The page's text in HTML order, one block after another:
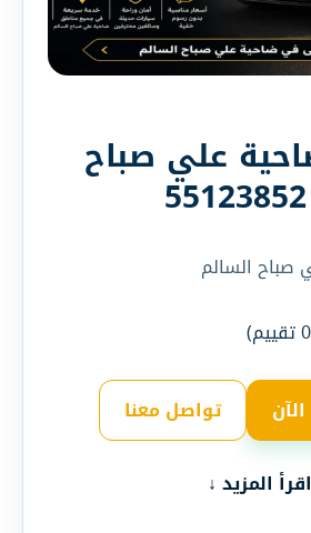
علي صباح
السالم
0تقييم)
تواصل معنا
اقرأ المزيد ↓